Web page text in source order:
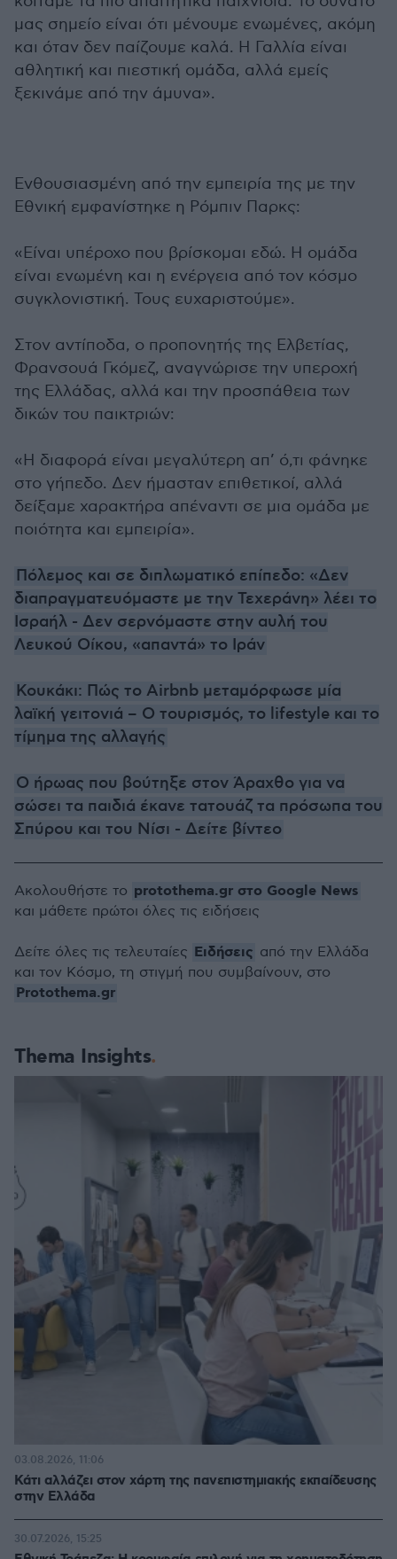
μας σημείο είναι ότι μένουμε ενωμένες, ακόμη
και όταν δεν παίζουμε καλά. Η Γαλλία είναι
αθλητική και πιεστική ομάδα, αλλά εμείς
ξεκινάμε από την άμυνα».
Ενθουσιασμένη από την εμπειρία της με την
Εθνική εμφανίστηκε η Ρόμπιν Παρκς:
«Είναι υπέροχο που βρίσκομαι εδώ. Η ομάδα
είναι ενωμένη και η ενέργεια από τον κόσμο
συγκλονιστική. Τους ευχαριστούμε».
Στον αντίποδα, ο προπονητής της Ελβετίας,
Φρανσουά Γκόμεζ, αναγνώρισε την υπεροχή
της Ελλάδας, αλλά και την προσπάθεια των
δικών του παικτριών:
«Η διαφορά είναι μεγαλύτερη απ’ ό,τι φάνηκε
στο γήπεδο. Δεν ήμασταν επιθετικοί, αλλά
δείξαμε χαρακτήρα απέναντι σε μια ομάδα με
ποιότητα και εμπειρία».
Πόλεμος και σε διπλωματικό επίπεδο: «Δεν
διαπραγματευόμαστε με την Τεχεράνη» λέει το
Ισραήλ - Δεν σερνόμαστε στην αυλή του
Λευκού Οίκου, «απαντά» το Ιράν
Κουκάκι: Πώς το Airbnb μεταμόρφωσε μία
λαϊκή γειτονιά – Ο τουρισμός, το lifestyle και το
τίμημα της αλλαγής
Ο ήρωας που βούτηξε στον Άραχθο για να
σώσει τα παιδιά έκανε τατουάζ τα πρόσωπα του
Σπύρου και του Νίσι - Δείτε βίντεο
Thema Insights
Κάτι αλλάζει στον χάρτη της πανεπιστημιακής εκπαίδευσης
στην Ελλάδα
03.08.2026, 11:06
30.07.2026, 15:25
Ακολουθήστε το protothema.gr στο Google News
και μάθετε πρώτοι όλες τις ειδήσεις
Δείτε όλες τις τελευταίες Ειδήσεις από την Ελλάδα
και τον Κόσμο, τη στιγμή που συμβαίνουν, στο
Protothema.gr